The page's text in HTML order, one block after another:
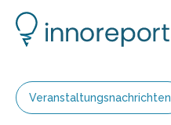
Veranstaltungsnachrichten